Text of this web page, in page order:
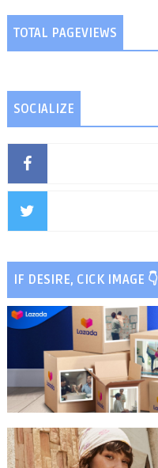
TOTAL PAGEVIEWS
SOCIALIZE
IF DESIRE, CICK IMAGE 👇